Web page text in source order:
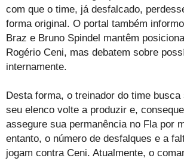
com que o time, já desfalcado,
forma original. O portal também
Braz e Bruno Spindel mantêm
Rogério Ceni, mas debatem sobre
internamente.
Desta forma, o treinador do time
seu elenco volte a produzir e,
assegure sua permanência no Fla por
entanto, o número de desfalques e a
jogam contra Ceni. Atualmente, o